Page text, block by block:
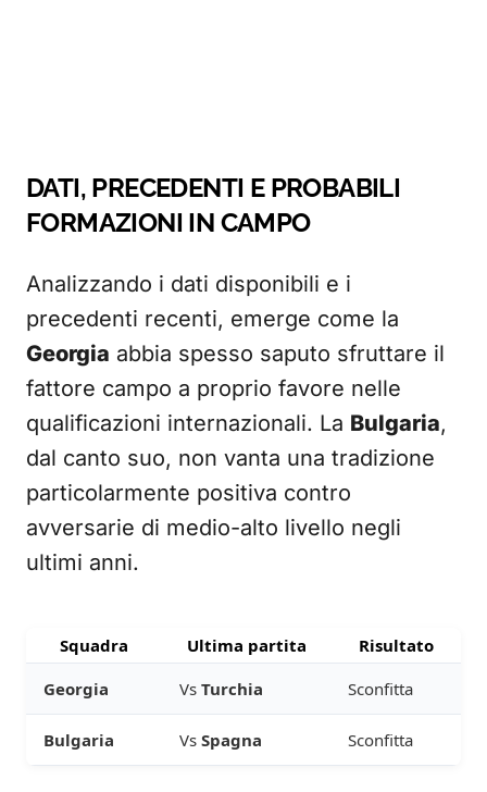
DATI, PRECEDENTI E PROBABILI
FORMAZIONI IN CAMPO
Analizzando i dati disponibili e i
precedenti recenti, emerge come la
Georgia abbia spesso saputo sfruttare il
fattore campo a proprio favore nelle
qualificazioni internazionali. La Bulgaria,
dal canto suo, non vanta una tradizione
particolarmente positiva contro
avversarie di medio-alto livello negli
ultimi anni.
Squadra Ultima partita
Risultato
Georgia
Vs Turchia Sconfitta
Bulgaria Vs Spagna Sconfitta